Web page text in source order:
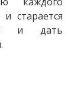
старается
и дать